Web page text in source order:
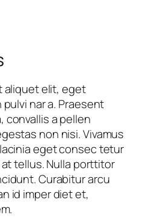
aliquet elit, eget
nar a. Praesent
convallis a pellen
non nisi. Vivamus
eget consec tetur
tellus. Nulla porttitor
Curabitur arcu
id imper diet et,